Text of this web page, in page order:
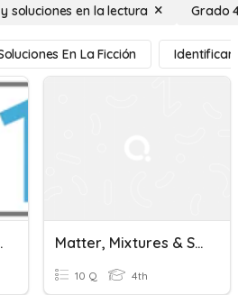
soluciones en la lectura Grado
En La Ficción Identificar
Matter, Mixtures & Solutions / Materia, Mezcla Y Soluciones
10 Q 4th